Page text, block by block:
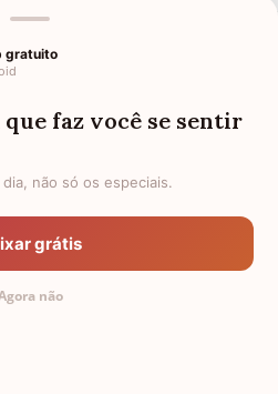
PALAVRAS
34 ANOS
TEXTOS PEQUENOS PARA AMIGA
gratuito
faz você se sentir
não só os especiais.
grátis
não